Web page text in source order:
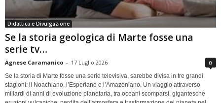
Didattica e Divulgazione
Se la storia geologica di Marte fosse una
serie tv…
Agnese Caramanico - 17 Luglio 2026 0
Se la storia di Marte fosse una serie televisiva, sarebbe divisa in tre grandi
stagioni: il Noachiano, l’Esperiano e l’Amazoniano. Un viaggio attraverso
miliardi di anni di evoluzione planetaria, tra oceani scomparsi, gigantesche